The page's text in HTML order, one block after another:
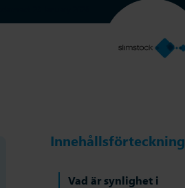
Innehållsförteckning
Vad är synlighet i